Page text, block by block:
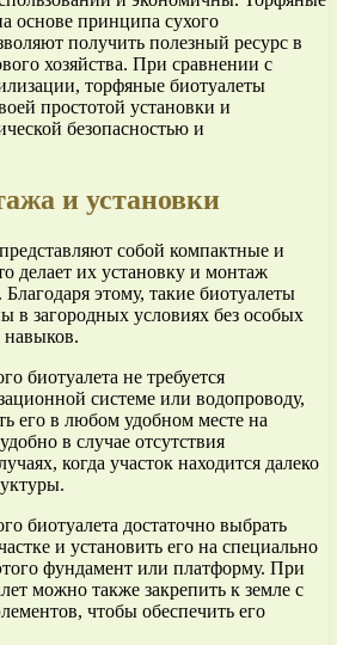
основе принципа сухого
получить полезный ресурс в
хозяйства. При сравнении с
торфяные биотуалеты
простотой установки и
безопасностью и
и установки
собой компактные и
делает их установку и монтаж
этому, такие биотуалеты
в загородных условиях без особых
биотуалета не требуется
системе или водопроводу,
его в любом удобном месте на
в случае отсутствия
когда участок находится далеко
биотуалета достаточно выбрать
и установить его на специально
фундамент или платформу. При
можно также закрепить к земле с
чтобы обеспечить его